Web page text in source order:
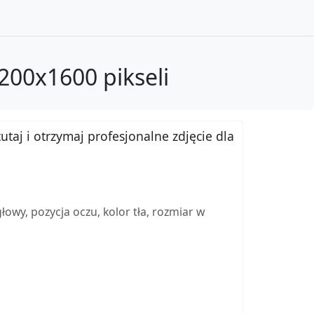
pikseli
i otrzymaj profesjonalne zdjęcie dla
pozycja oczu, kolor tła, rozmiar w